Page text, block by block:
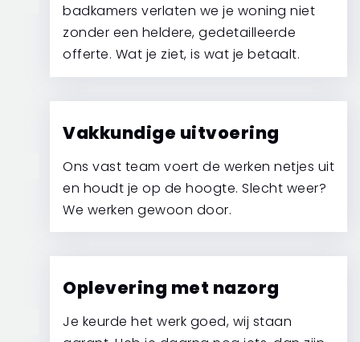
badkamers verlaten we je woning niet
zonder een heldere, gedetailleerde
offerte. Wat je ziet, is wat je betaalt.
Vakkundige uitvoering
Ons vast team voert de werken netjes uit
en houdt je op de hoogte. Slecht weer?
We werken gewoon door.
Oplevering met nazorg
Je keurde het werk goed, wij staan